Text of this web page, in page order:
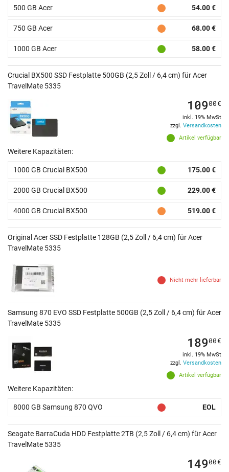
500 GB Acer 54.00 €
750 GB Acer 68.00 €
1000 GB Acer 58.00 €
Crucial BX500 SSD Festplatte 500GB (2,5 Zoll / 6,4 cm) für Acer
TravelMate 5335
Artikel verfügbar
10900€
inkl. 19% MwSt
zzgl. Versandkosten
Weitere Kapazitäten:
1000 GB Crucial BX500 175.00 €
2000 GB Crucial BX500 229.00 €
4000 GB Crucial BX500 519.00 €
Original Acer SSD Festplatte 128GB (2,5 Zoll / 6,4 cm) für Acer
TravelMate 5335
Nicht mehr lieferbar
Samsung 870 EVO SSD Festplatte 500GB (2,5 Zoll / 6,4 cm) für Acer
TravelMate 5335
Artikel verfügbar
18900€
inkl. 19% MwSt
zzgl. Versandkosten
Weitere Kapazitäten:
8000 GB Samsung 870 QVO EOL
Seagate BarraCuda HDD Festplatte 2TB (2,5 Zoll / 6,4 cm) für Acer
TravelMate 5335
14900€